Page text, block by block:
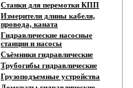
Станки для перемотки КПП
Измерители длины кабеля,
провода, каната
Гидравлические насосные
станции и насосы
Съёмники гидравлические
Трубогибы гидравлические
Грузоподъемные устройства